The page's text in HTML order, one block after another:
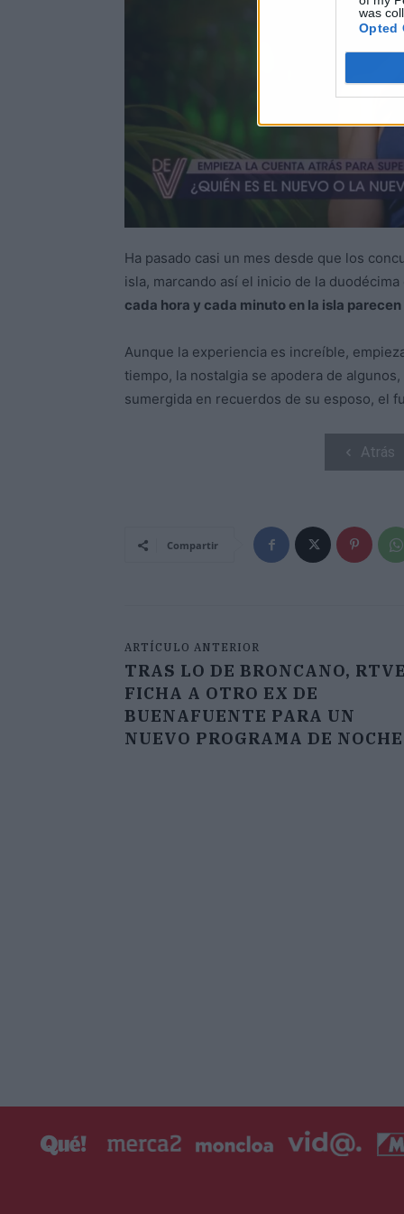
was
Opted
Ha pasado casi un mes desde que los
isla, marcando así el inicio de la
cada hora y cada minuto en la isla
Aunque la experiencia es increíble,
tiempo, la nostalgia se apodera de
sumergida en recuerdos de su esposo, el
Atrás
Compartir
ARTÍCULO ANTERIOR
TRAS LO DE BRONCANO, RTVE
FICHA A OTRO EX DE
BUENAFUENTE PARA UN
NUEVO PROGRAMA DE NOCHE